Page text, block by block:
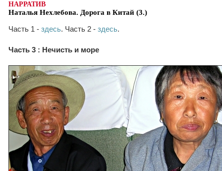
НАРРАТИВ
Наталья Нехлебова. Дорога в Китай (3.)
Часть 1 - здесь. Часть 2 - здесь.
Часть 3 : Нечисть и море